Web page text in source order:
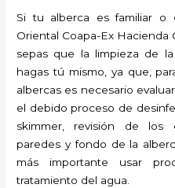
Si tu alberca es familiar o
Oriental Coapa-Ex
sepas que la limpieza de
hagas tú mismo, ya que,
albercas es necesario
el debido proceso de
skimmer, revisión de los
paredes y fondo de la
más importante usar
tratamiento del agua.